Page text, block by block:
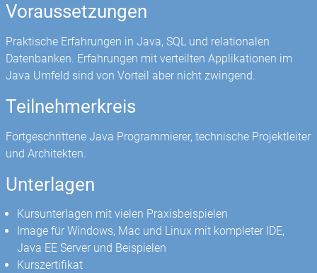
Voraussetzungen
Praktische Erfahrungen in Java, SQL und relationalen
Datenbanken. Erfahrungen mit verteilten Applikationen im
Java Umfeld sind von Vorteil aber nicht zwingend.
Teilnehmerkreis
Fortgeschrittene Java Programmierer, technische Projektleiter
und Architekten.
Unterlagen
Kursunterlagen mit vielen Praxisbeispielen
Image für Windows, Mac und Linux mit kompleter IDE,
Java EE Server und Beispielen
Kurszertifikat